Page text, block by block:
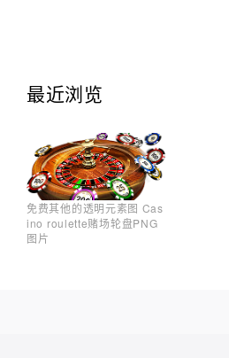
最近浏览
免费其他的透明元素图 Cas
ino roulette赌场轮盘PNG
图片